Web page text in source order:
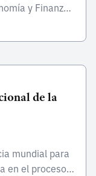
y Finanzas
de
de
de la
mundial para
en el proceso